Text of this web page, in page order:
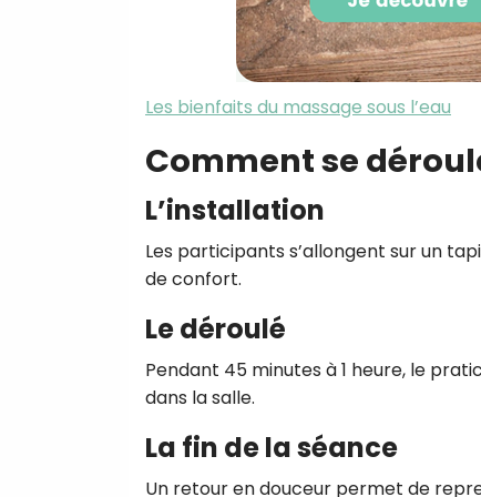
Les bienfaits du massage sous l’eau
Comment se
L’installation
Les participants s’allongent sur un
de confort.
Le déroulé
Pendant 45 minutes à 1 heure, le
dans la salle.
La fin de la séance
Un retour en douceur permet de